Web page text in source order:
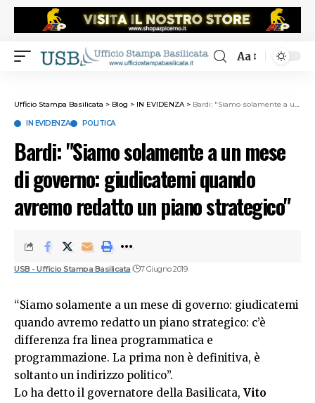
Aa
Ufficio Stampa Basilicata > Blog > IN EVIDENZA> Bardi: "Siamo solamente a un mese di governo: giudicatemi quando avremo redatto un piano strategico"
IN EVIDENZA POLITICA
Bardi: "Siamo solamente a un mese
di governo: giudicatemi quando
avremo redatto un piano strategico"
USB - Ufficio Stampa Basilicata 7 Giugno 2019
“Siamo solamente a un mese di governo: giudicatemi
quando avremo redatto un piano strategico: c’è
differenza fra linea programmatica e
programmazione. La prima non è definitiva, è
soltanto un indirizzo politico”.
Lo ha detto il governatore della Basilicata, Vito